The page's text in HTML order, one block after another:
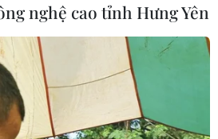
sản xuất tại
nghệ cao tỉnh Hưng Yên